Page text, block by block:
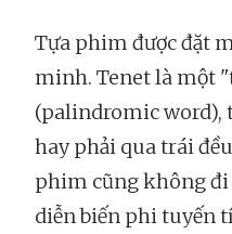
Tựa phim được đặt
minh. Tenet là một
(palindromic word),
hay phải qua trái
phim cũng không
diễn biến phi tuyến